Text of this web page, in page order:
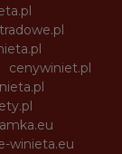
cenywiniet.pl
winieta.eu